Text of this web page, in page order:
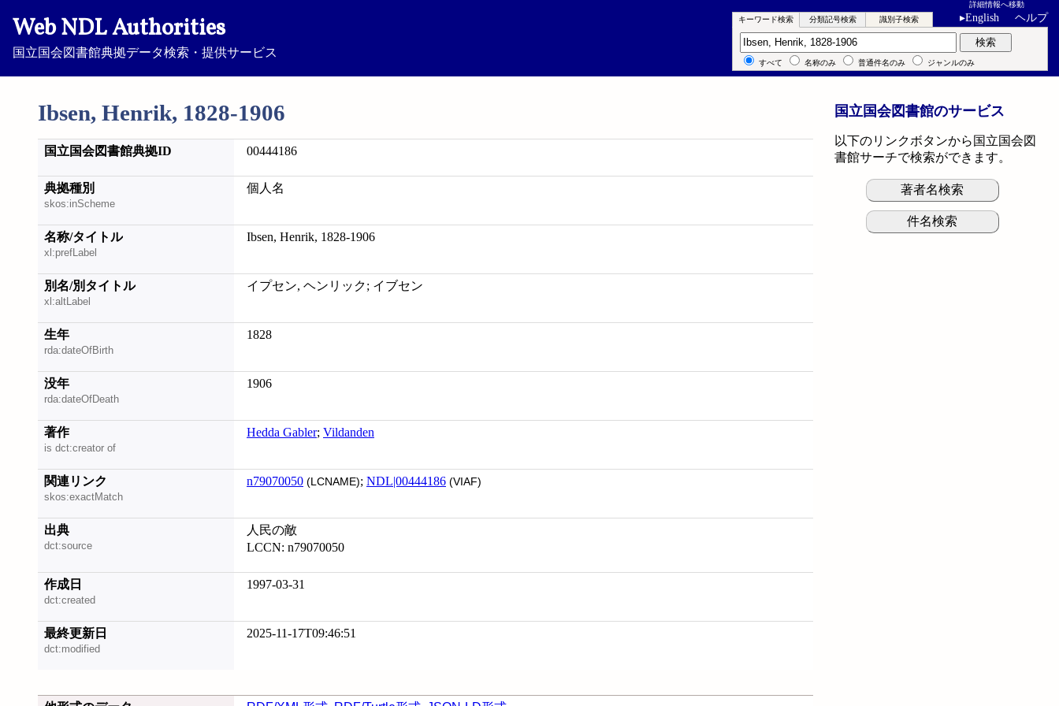
Web NDL Authorities
国立国会図書館典拠データ検索・提供サービス
詳細情報へ移動
▸English ヘルプ
Ibsen, Henrik, 1828-1906
キーワード検索 分類記号検索 識別子検索
キーワード検索 検索
すべて 名称のみ 普通件名のみ ジャンルのみ
国立国会図書館典拠ID 00444186
典拠種別
skos:inScheme
個人名
名称/タイトル
xl:prefLabel
Ibsen, Henrik, 1828-1906
別名/別タイトル
xl:altLabel
イプセン, ヘンリック; イブセン
生年
rda:dateOfBirth
1828
没年
rda:dateOfDeath
1906
著作
is dct:creator of
Hedda Gabler; Vildanden
関連リンク
skos:exactMatch
n79070050 (LCNAME); NDL|00444186 (VIAF)
出典
dct:source
人民の敵
LCCN: n79070050
作成日
dct:created
1997-03-31
最終更新日
dct:modified
2025-11-17T09:46:51
国立国会図書館のサービス
以下のリンクボタンから国立国会図
書館サーチで検索ができます。
著者名検索
件名検索